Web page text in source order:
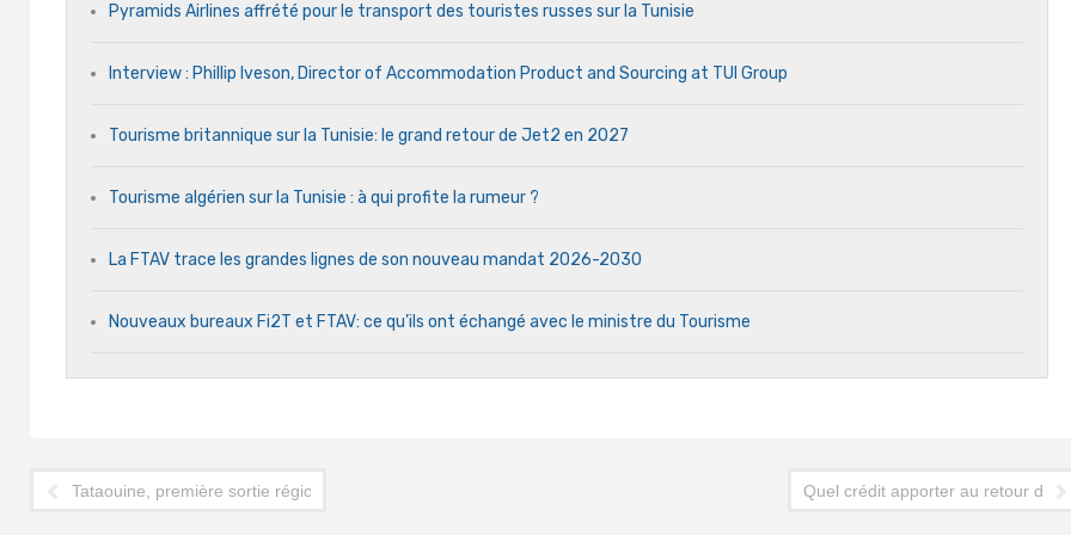
Pyramids Airlines affrété pour le transport des touristes russes sur la Tunisie
Interview : Phillip Iveson, Director of Accommodation Product and Sourcing at TUI Group
Tourisme britannique sur la Tunisie: le grand retour de Jet2 en 2027
Tourisme algérien sur la Tunisie : à qui profite la rumeur ?
La FTAV trace les grandes lignes de son nouveau mandat 2026-2030
Nouveaux bureaux Fi2T et FTAV: ce qu’ils ont échangé avec le ministre du Tourisme
Tataouine, première sortie régionale de René Trabelsi Quel crédit apporter au retour de